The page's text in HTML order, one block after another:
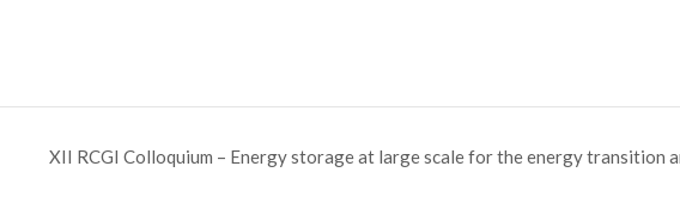
XII RCGI Colloquium – Energy storage at large scale for the energy transition